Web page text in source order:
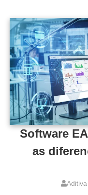
Software
as
Aditiva